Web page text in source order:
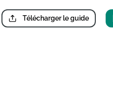
Télécharger le guide